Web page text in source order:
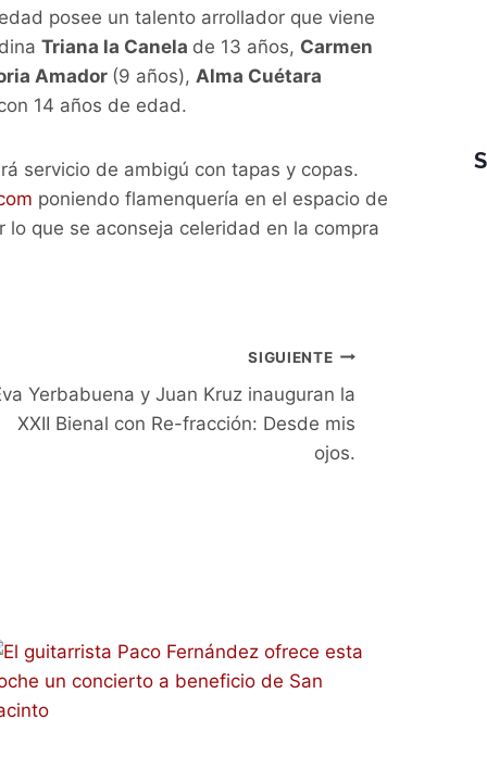
posee un talento arrollador que viene
Triana la Canela de 13 años, Carmen
Amador (9 años), Alma Cuétara
14 años de edad.
servicio de ambigú con tapas y copas.
poniendo flamenquería en el espacio de
que se aconseja celeridad en la compra
SIGUIENTE
Yerbabuena y Juan Kruz inauguran la
XXII Bienal con Re-fracción: Desde mis
ojos.